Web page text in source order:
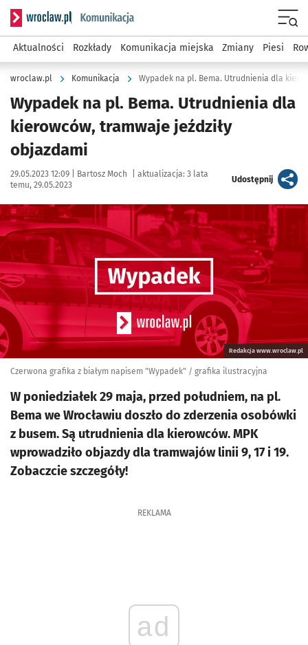
Serwis informacyjny wroclaw.pl podserwis: Komunikacja
Aktualności Rozkłady Komunikacja miejska Zmiany Piesi
wroclaw.pl Komunikacja Wypadek na pl. Bema. Utrudnienia dla
Wypadek na pl. Bema. Utrudnienia dla
kierowców, tramwaje jeździły
objazdami
Data publikacji:
29.05.2023 12:09 | Autor:
Bartosz Moch aktualizacja: 3 lata
temu, 29.05.2023
Udostępnijartykuł
Kliknij, aby powiększyć
Redakcja www.wroclaw.pl
Czerwona grafika z białym napisem "Wypadek" / grafika ilustracyjna
W poniedziałek 29 maja, przed południem, na pl.
Bema we Wrocławiu doszło do zderzenia osobówki
z busem. Są utrudnienia dla kierowców. MPK
wprowadziło objazdy dla tramwajów linii 9, 17 i 19.
Zobaczcie szczegóły!
REKLAMA
ad